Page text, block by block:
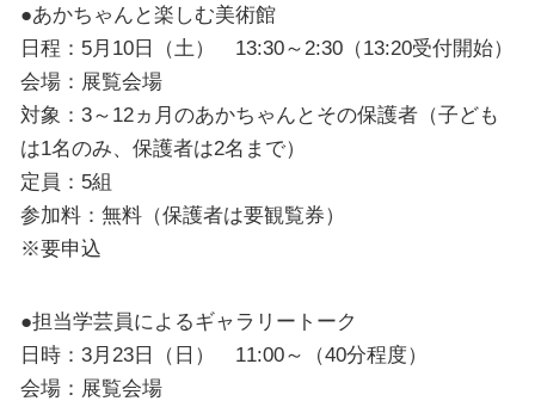
●あかちゃんと楽しむ美術館
日程：5月10日（土） 13:30～2:30（13:20受付開始）
会場：展覧会場
対象：3～12ヵ月のあかちゃんとその保護者（子ども
は1名のみ、保護者は2名まで）
定員：5組
参加料：無料（保護者は要観覧券）
※要申込
●担当学芸員によるギャラリートーク
日時：3月23日（日） 11:00～（40分程度）
会場：展覧会場